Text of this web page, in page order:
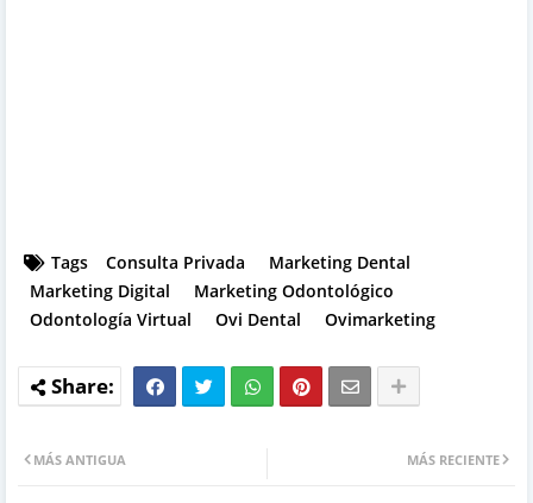
Tags Consulta Privada
Marketing Dental
Marketing Digital
Marketing Odontológico
Odontología Virtual
Ovi Dental Ovimarketing
MÁS RECIENTE
MÁS ANTIGUA